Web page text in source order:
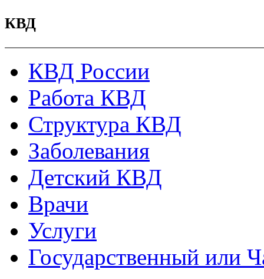
КВД
КВД России
Работа КВД
Структура КВД
Заболевания
Детский КВД
Врачи
Услуги
Государственный или